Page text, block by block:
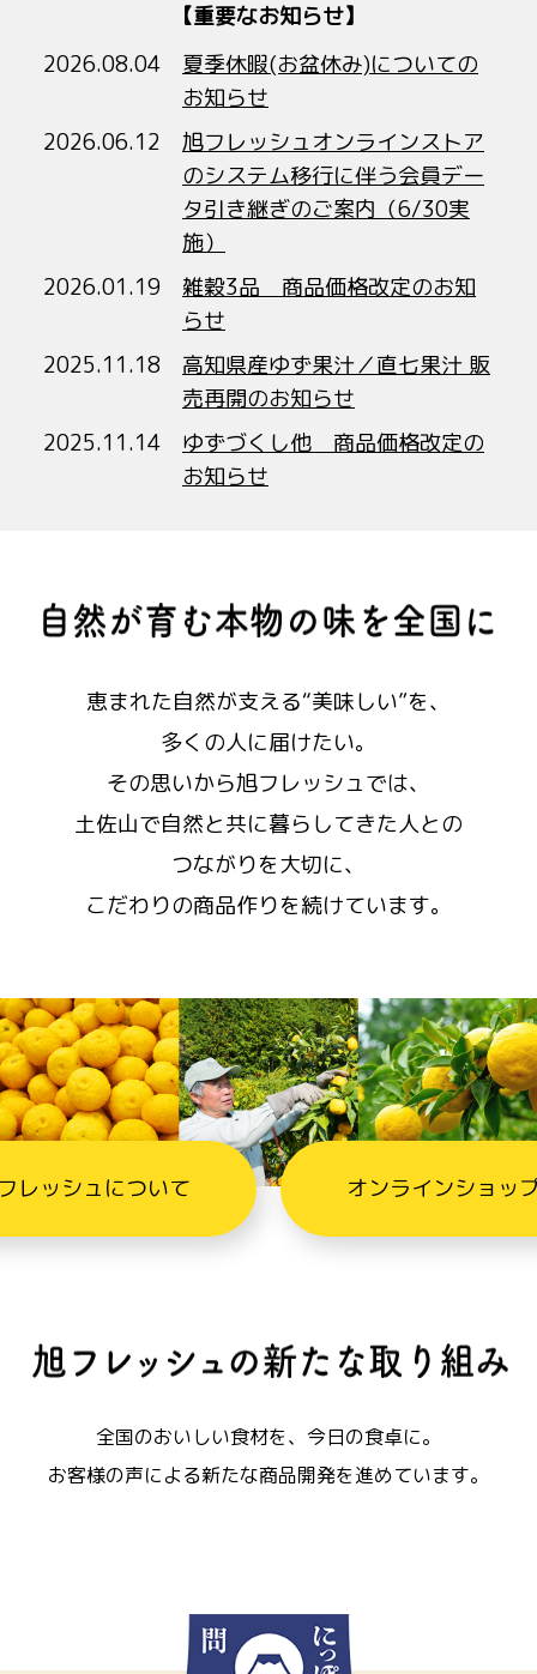
【重要なお知らせ】
2026.08.04
夏季休暇(お盆休み)についての
お知らせ
2026.06.12
旭フレッシュオンラインストア
のシステム移行に伴う会員デー
タ引き継ぎのご案内（6/30実
施）
2026.01.19
雑穀3品 商品価格改定のお知
らせ
2025.11.18
高知県産ゆず果汁／直七果汁 販
売再開のお知らせ
2025.11.14
ゆずづくし他 商品価格改定の
お知らせ
恵まれた自然が支える“美味しい”を、
多くの人に届けたい。
その思いから旭フレッシュでは、
土佐山で自然と共に暮らしてきた人との
つながりを大切に、
こだわりの商品作りを続けています。
レッシュについて オンラインショッ
全国のおいしい食材を、今日の食卓に。
お客様の声による新たな商品開発を進めています。